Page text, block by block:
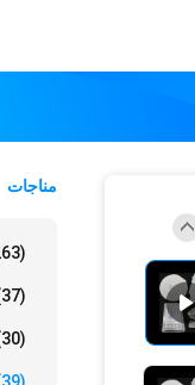
مناجات
(263)
(37)
(30)